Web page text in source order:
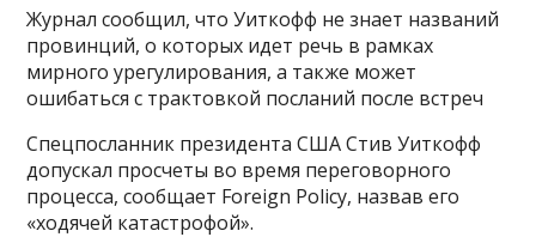
Журнал сообщил, что Уиткофф не знает названий
провинций, о которых идет речь в рамках
мирного урегулирования, а также может
ошибаться с трактовкой посланий после встреч
Спецпосланник президента США Стив Уиткофф
допускал просчеты во время переговорного
процесса, сообщает Foreign Policy, назвав его
«ходячей катастрофой».